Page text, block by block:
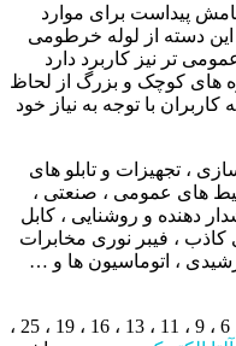
پیداست برای موارد
این دسته از لوله خرطومی
تر نیز کاربرد دارد
های کوچک و بزرگ از لحاظ
با توجه به نیاز خود
، تجهیزات و تابلو های
های عمومی ، صنعتی ،
دهنده و روشنایی ، کابل
، فیبر نوری مخابرات
، اتوماسیون ها و …
لوله خرطومی تابلویی در سایز های 4 ، 6 ، 9 ، 11 ، 13 ، 16 ، 19 ، 25 ،